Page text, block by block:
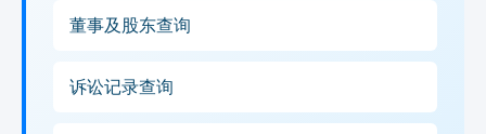
董事及股东查询
诉讼记录查询